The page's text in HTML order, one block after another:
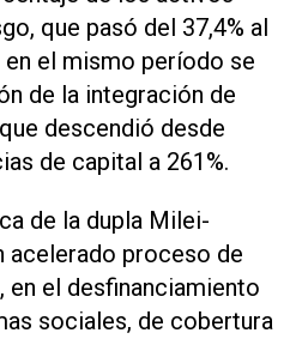
que pasó del 37,4% al
en el mismo período se
de la integración de
descendió desde
de capital a 261%.
de la dupla Milei-
acelerado proceso de
en el desfinanciamiento
sociales, de cobertura